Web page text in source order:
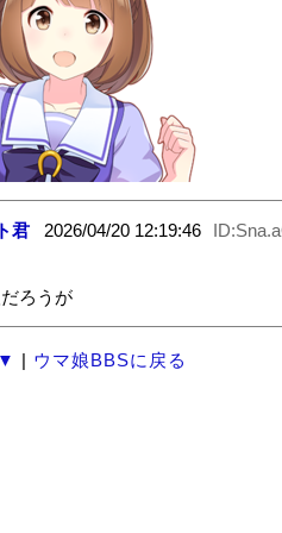
君2026/04/20 12:19:46
ろうが
▼ | ウマ娘BBSに戻る